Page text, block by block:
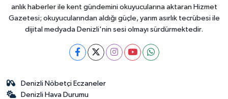
anlık haberler ile kent gündemini okuyucularına aktaran Hizmet
Gazetesi; okuyucularından aldığı güçle, yarım asırlık tecrübesi ile
dijital medyada Denizli'nin sesi olmayı sürdürmektedir.
Denizli Nöbetçi Eczaneler
Denizli Hava Durumu